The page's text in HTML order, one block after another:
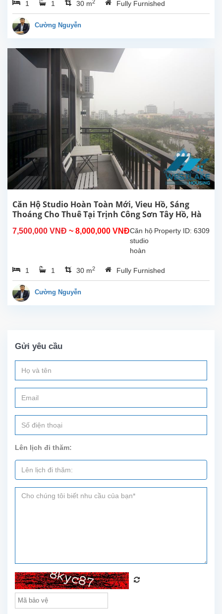
mới tại
Trịnh
căn hộ
đươc
lắp đặt
các
trang
thiết bị,
nội
thất...
1 1 30 m2 Fully Furnished
Cường Nguyễn
Căn Hộ Studio Hoàn Toàn Mới, Vieu Hồ, Sáng
Thoáng Cho Thuê Tại Trịnh Công Sơn Tây Hồ, Hà
7,500,000 VNĐ ~ 8,000,000 VNĐ Property ID: 6309
Căn hộ
studio
hoàn
mới tại
Trịnh
hoạt
nội thất
mới
sàng
công
1 1 30 m2 Fully Furnished
Cường Nguyễn
Gửi yêu cầu
Lên lịch đi thăm: